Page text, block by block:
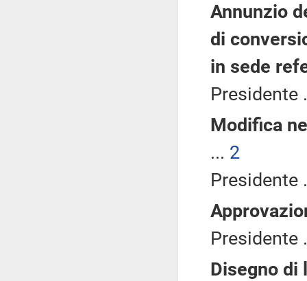
Annunzio
di
in sede
Presidente
Modifica
... 2
Presidente
Presidente
Disegno di